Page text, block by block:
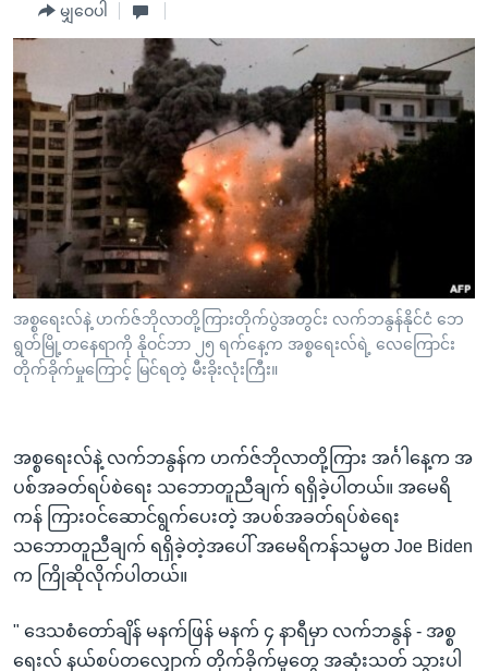
ကြည့်
ရန်
ပင်မ
အ
ညွန်း
စာမျက်နှာ
သို့
ကျော်
ကြည့်
ရန်
ရှာဖွေ
သို့
ကျော်
ရန်
အစ္စရေး-ပါလက်စတိုင်း
အင်္ဂလိပ်စာလေ့လာမယ်
အမေရိကန်သုံးအီဒီယံ
မကြေးမုံရဲ့ အင်္ဂလိပ်စာ
ရုပ်ရှင်ထဲက အင်္ဂလိပ်စာ
သုတပဒေသာ အင်္ဂလိပ်စာ
အပတ်စဉ်ကဏ္ဍများ
ရေဒီယို
တီဗွီ
ရေဒီယိုနှင့်ရုပ်သံ အချက်အလက်များ
ရေဒီယို/တီဗွီအစီအစဉ်
Learning English
ဗွီအိုအေ လူမှုကွန်ယက်များ
ဘာသာစကားများ
မျှဝေပါ
အစ္စရေးလ်နဲ့ ဟက်ဇ်ဘိုလာတို့ကြားတိုက်ပွဲအတွင်း လက်ဘနွန်နိုင်ငံ ဘေ
ရွတ်မြို့တနေရာကို နိုဝင်ဘာ ၂၅ ရက်နေ့က အစ္စရေးလ်ရဲ့ လေကြောင်း
တိုက်ခိုက်မှုကြောင့် မြင်ရတဲ့ မီးခိုးလုံးကြီး။
အစ္စရေးလ်နဲ့ လက်ဘနွန်က ဟက်ဇ်ဘိုလာတို့ကြား အင်္ဂါနေ့က အ
ပစ်အခတ်ရပ်စဲရေး သဘောတူညီချက် ရရှိခဲ့ပါတယ်။ အမေရိ
ကန် ကြားဝင်ဆောင်ရွက်ပေးတဲ့ အပစ်အခတ်ရပ်စဲရေး
သဘောတူညီချက် ရရှိခဲ့တဲ့အပေါ် အမေရိကန်သမ္မတ Joe Biden
က ကြိုဆိုလိုက်ပါတယ်။
" ဒေသစံတော်ချိန် မနက်ဖြန် မနက် ၄ နာရီမှာ လက်ဘနွန် - အစ္စ
ရေးလ် နယ်စပ်တလျှောက် တိုက်ခိုက်မှုတွေ အဆုံးသတ် သွားပါ